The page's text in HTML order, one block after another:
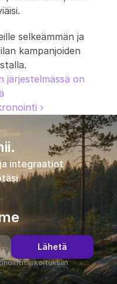
selkeämmän ja
kampanjoiden
järjestelmässä on
›
integraatiot
Lähetä
Hyväksyn tietojeni käytön markkinointitarkoituksiin